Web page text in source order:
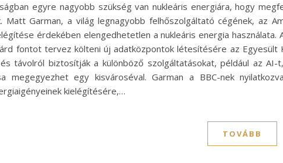
egyre nagyobb szükség van nukleáris energiára, hogy
Matt Garman, a világ legnagyobb felhőszolgáltató cégének, az
érdekében elengedhetetlen a nukleáris energia
fontot tervez költeni új adatközpontok létesítésére az Egyesült
távolról biztosítják a különböző szolgáltatásokat, például az
megegyezhet egy kisvároséval. Garman a BBC-nek
kielégítésére,…
TOVÁBB